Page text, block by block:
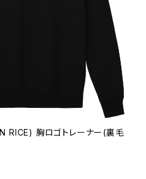
RICE) 胸ロゴトレーナー(裏毛